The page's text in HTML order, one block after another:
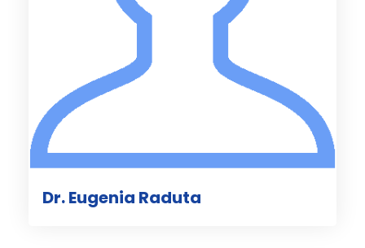
Dr. Eugenia Raduta